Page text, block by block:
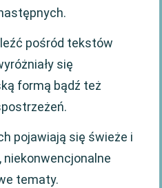
pośród tekstów
się
formą bądź też
pojawiają się świeże i
niekonwencjonalne
tematy.